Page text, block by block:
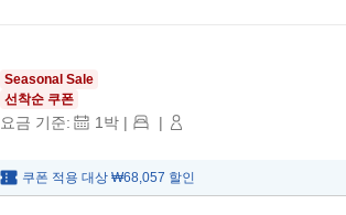
Seasonal Sale
선착순 쿠폰
요금 기준: 1박 | |
쿠폰 적용 대상 ₩68,057 할인